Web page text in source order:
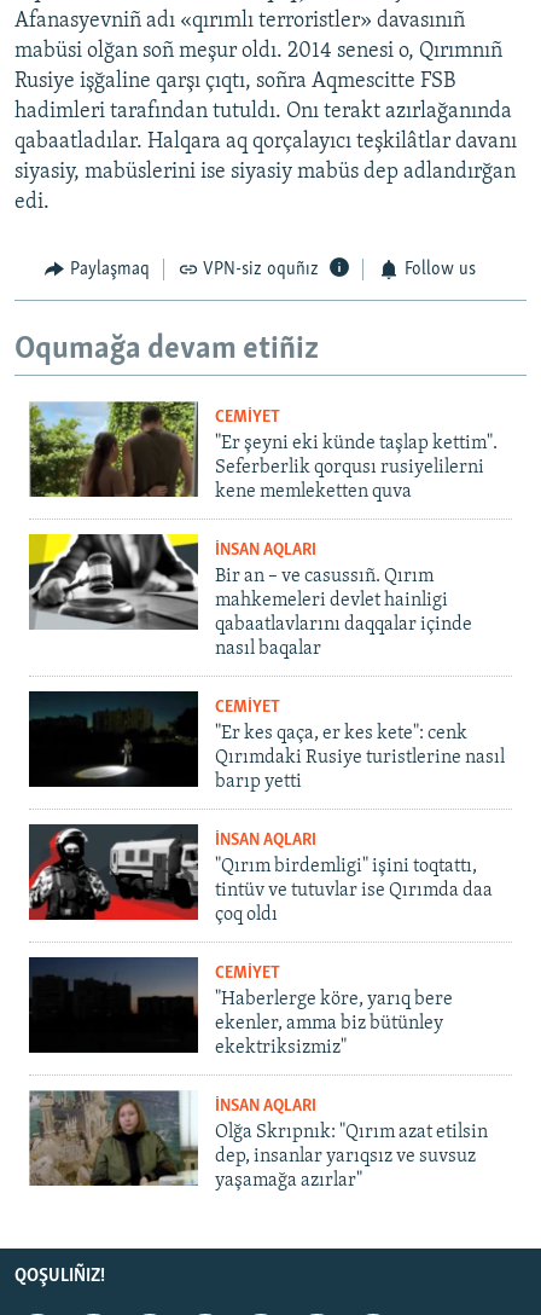
Afanasyevniñ adı «qırımlı terroristler» davasınıñ
mabüsi olğan soñ meşur oldı. 2014 senesi o, Qırımnıñ
Rusiye işğaline qarşı çıqtı, soñra Aqmescitte FSB
hadimleri tarafından tutuldı. Onı terakt azırlağanında
qabaatladılar. Halqara aq qorçalayıcı teşkilâtlar davanı
siyasiy, mabüslerini ise siyasiy mabüs dep adlandırğan
edi.
Paylaşmaq VPN-siz oquñız Follow us
Oqumağa devam etiñiz
CEMİYET
"Er şeyni eki künde taşlap kettim".
Seferberlik qorqusı rusiyelilerni
kene memleketten quva
İNSAN AQLARI
Bir an – ve casussıñ. Qırım
mahkemeleri devlet hainligi
qabaatlavlarını daqqalar içinde
nasıl baqalar
CEMİYET
"Er kes qaça, er kes kete": cenk
Qırımdaki Rusiye turistlerine nasıl
barıp yetti
İNSAN AQLARI
"Qırım birdemligi" işini toqtattı,
tintüv ve tutuvlar ise Qırımda daa
çoq oldı
CEMİYET
"Haberlerge köre, yarıq bere
ekenler, amma biz bütünley
ekektriksizmiz"
İNSAN AQLARI
Olğa Skrıpnık: "Qırım azat etilsin
dep, insanlar yarıqsız ve suvsuz
yaşamağa azırlar"
QOŞULIÑIZ!